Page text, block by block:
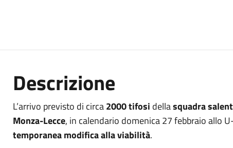
Descrizione
L’arrivo previsto di circa2000 tifosi dellasquadra
Monza-Lecce, in calendario domenica 27 febbraio allo
temporaneamodifica alla viabilità.